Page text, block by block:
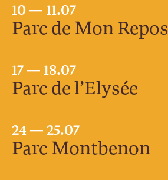
10 — 11.07
Parc de Mon Repos
17 — 18.07
Parc de l’Elysée
24 — 25.07
Parc Montbenon